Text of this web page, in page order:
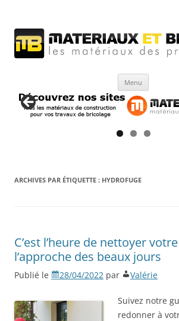
Menu
ARCHIVES PAR ÉTIQUETTE : HYDROFUGE
C’est l’heure de nettoyer
l’approche des beaux jours
Publié le 28/04/2022 par Valérie
Suivez notre
redonner à